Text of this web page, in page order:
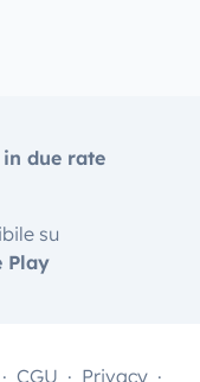
due rate
su
Play
CGU Privacy